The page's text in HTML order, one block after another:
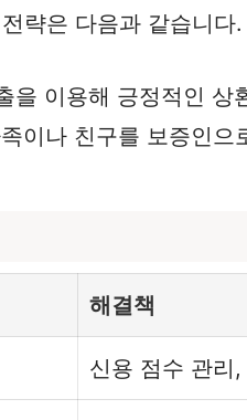
략은 다음과 같습니다.
을 이용해 긍정적인 상
이나 친구를 보증인으
해결책
신용 점수 관리